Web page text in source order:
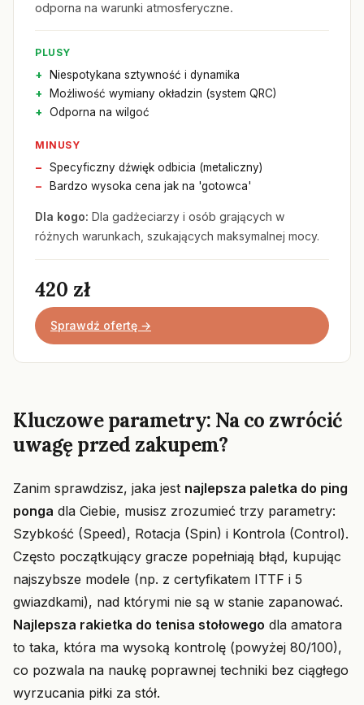
odporna na warunki atmosferyczne.
PLUSY
Niespotykana sztywność i dynamika
Możliwość wymiany okładzin (system QRC)
Odporna na wilgoć
MINUSY
Specyficzny dźwięk odbicia (metaliczny)
Bardzo wysoka cena jak na 'gotowca'
Dla kogo: Dla gadżeciarzy i osób grających w
różnych warunkach, szukających maksymalnej mocy.
420 zł
Sprawdź ofertę →
Kluczowe parametry: Na co zwrócić
uwagę przed zakupem?
Zanim sprawdzisz, jaka jest najlepsza paletka do ping
ponga dla Ciebie, musisz zrozumieć trzy parametry:
Szybkość (Speed), Rotacja (Spin) i Kontrola (Control).
Często początkujący gracze popełniają błąd, kupując
najszybsze modele (np. z certyfikatem ITTF i 5
gwiazdkami), nad którymi nie są w stanie zapanować.
Najlepsza rakietka do tenisa stołowego dla amatora
to taka, która ma wysoką kontrolę (powyżej 80/100),
co pozwala na naukę poprawnej techniki bez ciągłego
wyrzucania piłki za stół.